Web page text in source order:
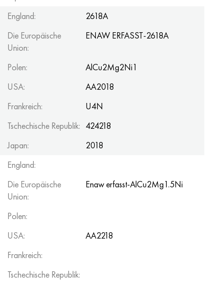
England:
2618A
Die Europäische
Union:
ENAW ERFASST-2618A
Polen:
AlCu2Mg2Ni1
USA:
AA2018
Frankreich:
U4N
Tschechische Republik: 424218
Japan:
2018
England:
Die Europäische
Union:
Enaw erfasst-AlCu2Mg1.5Ni
Polen:
USA:
AA2218
Frankreich:
Tschechische Republik: